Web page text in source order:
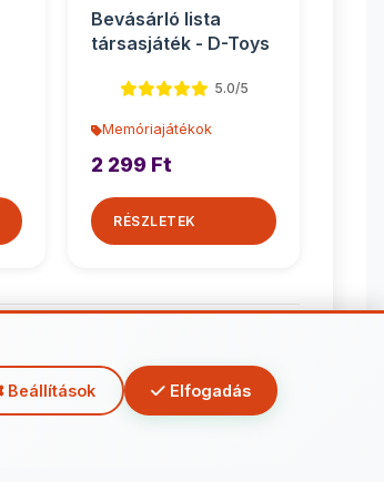
Beállítások Elfogadás
Bevásárló lista
társasjáték - D-Toys
5.0/5
Memóriajátékok
2 299 Ft
RÉSZLETEK